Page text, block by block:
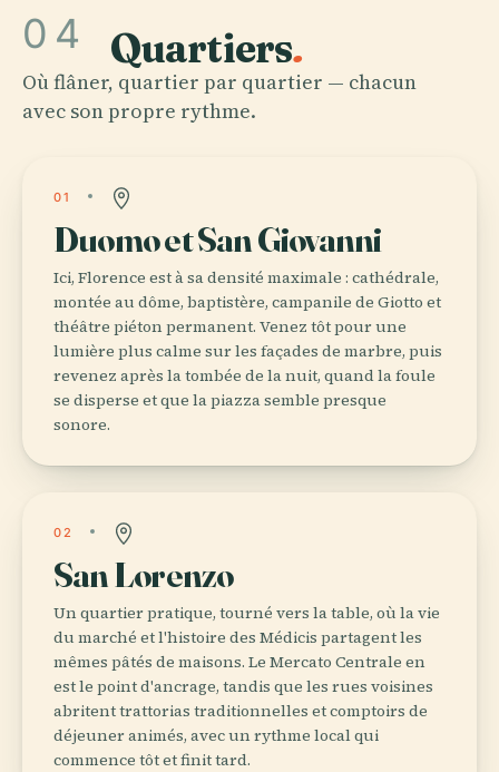
04 Quartiers.
Où flâner, quartier par quartier — chacun
avec son propre rythme.
01
Duomo et San Giovanni
Ici, Florence est à sa densité maximale : cathédrale,
montée au dôme, baptistère, campanile de Giotto et
théâtre piéton permanent. Venez tôt pour une
lumière plus calme sur les façades de marbre, puis
revenez après la tombée de la nuit, quand la foule
se disperse et que la piazza semble presque
sonore.
02
San Lorenzo
Un quartier pratique, tourné vers la table, où la vie
du marché et l'histoire des Médicis partagent les
mêmes pâtés de maisons. Le Mercato Centrale en
est le point d'ancrage, tandis que les rues voisines
abritent trattorias traditionnelles et comptoirs de
déjeuner animés, avec un rythme local qui
commence tôt et finit tard.